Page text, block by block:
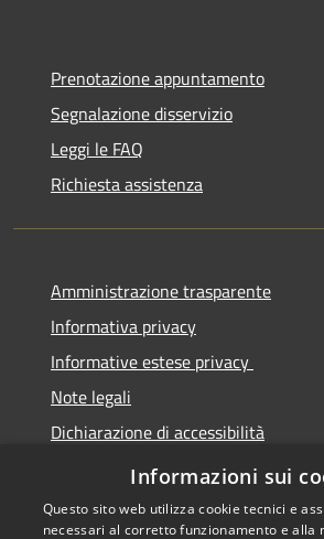
Prenotazione appuntamento
Segnalazione disservizio
Leggi le FAQ
Richiesta assistenza
Amministrazione trasparente
Informativa privacy
Informative estese privacy
Note legali
Dichiarazione di accessibilità
Obbiettivi di Accessibilità
Informazioni sui
Questo sito web utilizza cookie tecnici e
necessari al corretto funzionamento e alla